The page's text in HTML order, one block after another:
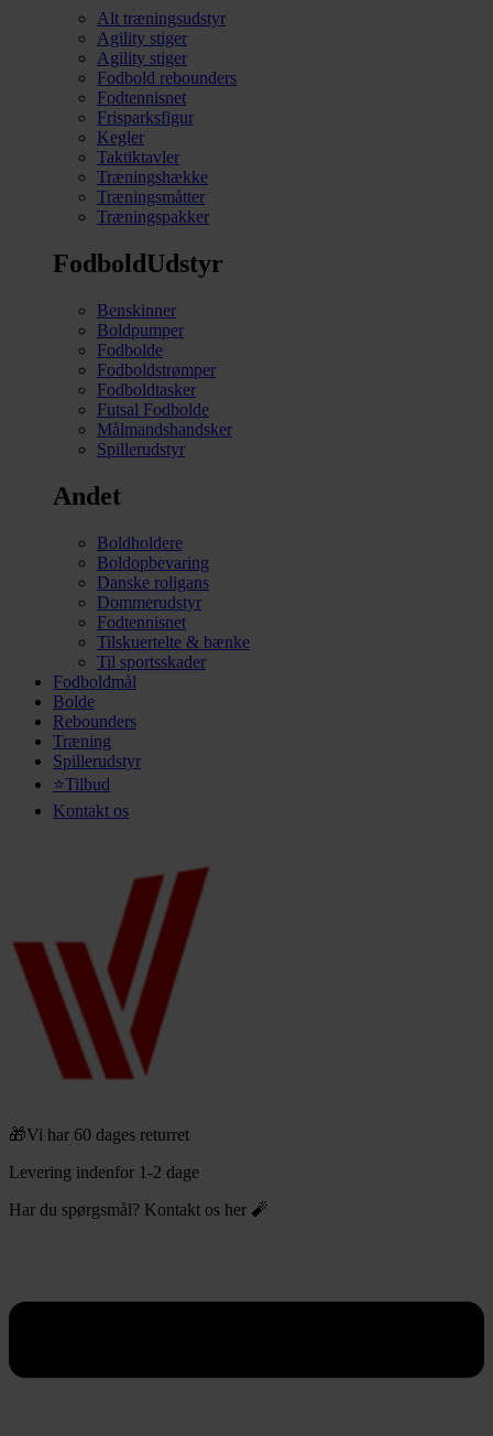
Alt træningsudstyr
Agility stiger
Agility stiger
Fodbold rebounders
Fodtennisnet
Frisparksfigur
Kegler
Taktiktavler
Træningshække
Træningsmåtter
Træningspakker
FodboldUdstyr
Benskinner
Boldpumper
Fodbolde
Fodboldstrømper
Fodboldtasker
Futsal Fodbolde
Målmandshandsker
Spillerudstyr
Andet
Boldholdere
Boldopbevaring
Danske roligans
Dommerudstyr
Fodtennisnet
Tilskuertelte & bænke
Til sportsskader
Fodboldmål
Bolde
Rebounders
Træning
Spillerudstyr
⭐Tilbud
Kontakt os
🎁Vi har 60 dages returret
Levering indenfor 1-2 dage
Har du spørgsmål? Kontakt os her 🧨